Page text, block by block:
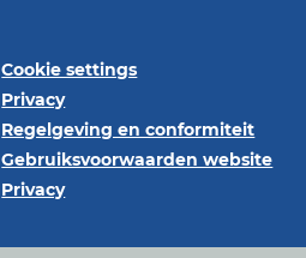
Cookie settings
Privacy
Regelgeving en conformiteit
Gebruiksvoorwaarden website
Privacy